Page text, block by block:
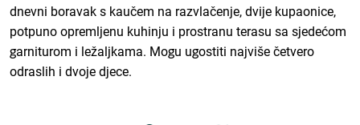
dnevni boravak s kaučem na razvlačenje, dvije kupaonice,
potpuno opremljenu kuhinju i prostranu terasu sa sjedećom
garniturom i ležaljkama. Mogu ugostiti najviše četvero
odraslih i dvoje djece.